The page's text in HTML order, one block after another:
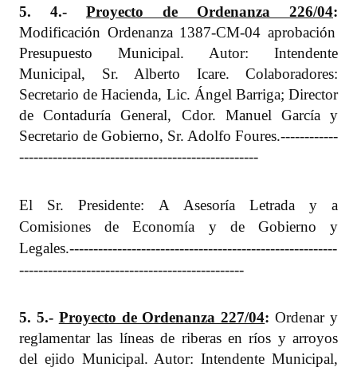
5. 4.- Proyecto de Ordenanza 226/04:
Modificación Ordenanza 1387-CM-04 aprobación
Presupuesto Municipal. Autor: Intendente
Municipal, Sr. Alberto Icare. Colaboradores:
Secretario de Hacienda, Lic. Ángel Barriga; Director
de Contaduría General, Cdor. Manuel García y
Secretario de Gobierno, Sr. Adolfo Foures.------------
--------------------------------------------------
El Sr. Presidente: A Asesoría Letrada y a
Comisiones de Economía y de Gobierno y
Legales.--------------------------------------------------------
-----------------------------------------------
5. 5.- Proyecto de Ordenanza 227/04: Ordenar y
reglamentar las líneas de riberas en ríos y arroyos
del ejido Municipal. Autor: Intendente Municipal,